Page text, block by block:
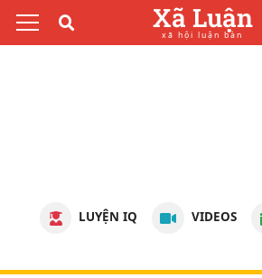
Xã Luận
xã hội luận bàn
LUYỆN IQ VIDEOS